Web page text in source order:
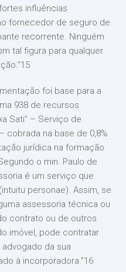
influências
fornecedor de seguro de
recorrente. Ninguém
tal figura para qualquer
foi base para a
938 de recursos
Sati” – Serviço de
cobrada na base de 0,8%
jurídica na formação
o min. Paulo de
é um serviço que
personae). Assim, se
assessoria técnica ou
contrato ou de outros
imóvel, pode contratar
da sua
à incorporadora.”16